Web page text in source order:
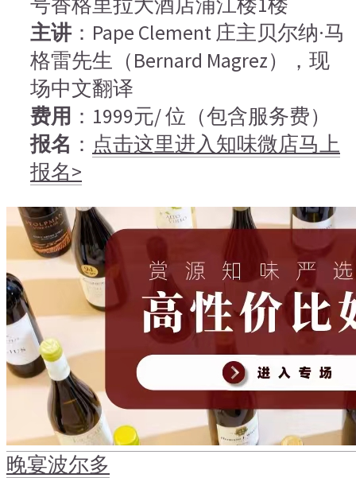
主讲 ：Pape Clement 庄主贝尔纳·马
格雷先生（Bernard Magrez），现
场中文翻译
费用 ：1999元/ 位（包含服务费）
报名 ： 点击这里进入知味微店马上
报名>
晚宴波尔多